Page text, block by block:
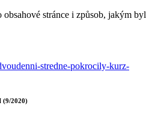
stránce i způsob, jakým byl
stredne-pokrocily-kurz-
(9/2020)